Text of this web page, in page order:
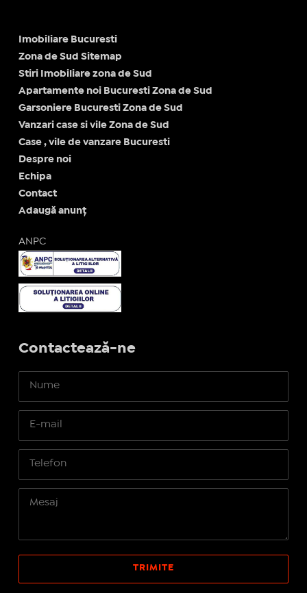
Imobiliare Bucuresti
Zona de Sud Sitemap
Stiri Imobiliare zona de Sud
Apartamente noi Bucuresti Zona de Sud
Garsoniere Bucuresti Zona de Sud
Vanzari case si vile Zona de Sud
Case , vile de vanzare Bucuresti
Despre noi
Echipa
Contact
Adaugă anunț
ANPC
Contactează-ne